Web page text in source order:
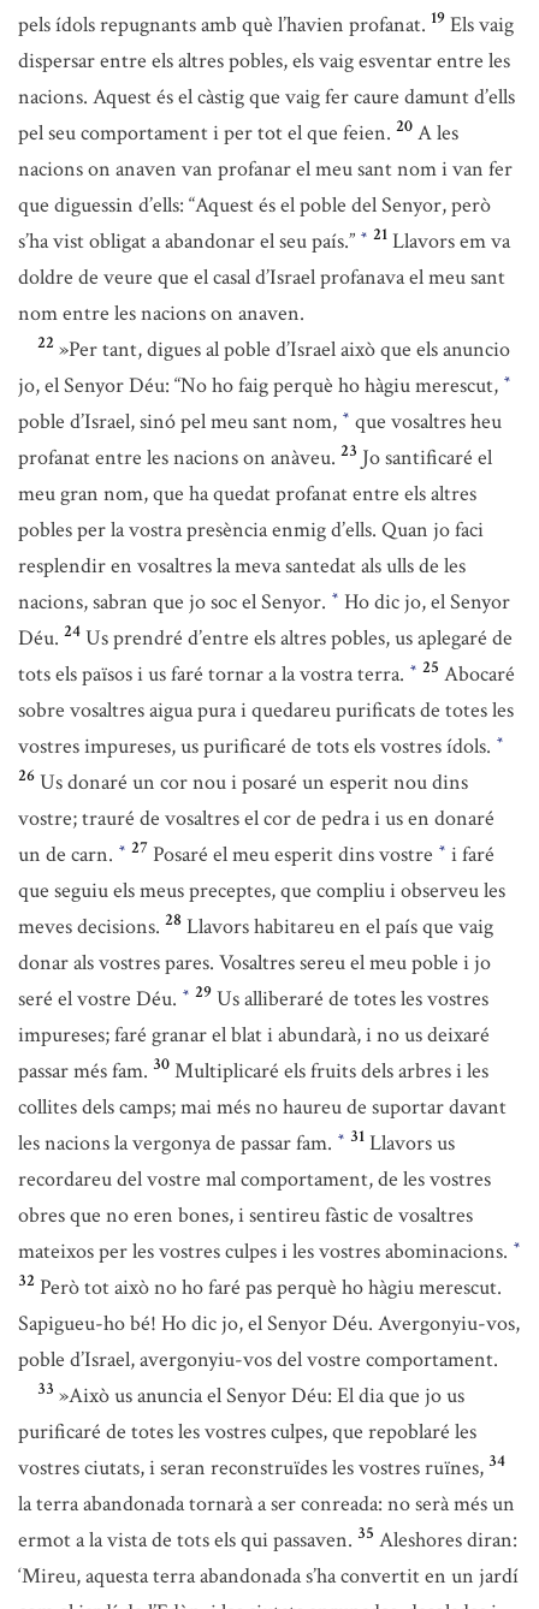
pels ídols repugnants amb què l’havien profanat. 19 Els vaig
dispersar entre els altres pobles, els vaig esventar entre les
nacions. Aquest és el càstig que vaig fer caure damunt d’ells
pel seu comportament i per tot el que feien. 20 A les
nacions on anaven van profanar el meu sant nom i van fer
que diguessin d’ells: “Aquest és el poble del Senyor, però
s’ha vist obligat a abandonar el seu país.” * 21 Llavors em va
doldre de veure que el casal d’Israel profanava el meu sant
nom entre les nacions on anaven.
22 »Per tant, digues al poble d’Israel això que els anuncio
jo, el Senyor Déu: “No ho faig perquè ho hàgiu merescut, *
poble d’Israel, sinó pel meu sant nom, * que vosaltres heu
profanat entre les nacions on anàveu. 23 Jo santificaré el
meu gran nom, que ha quedat profanat entre els altres
pobles per la vostra presència enmig d’ells. Quan jo faci
resplendir en vosaltres la meva santedat als ulls de les
nacions, sabran que jo soc el Senyor. * Ho dic jo, el Senyor
Déu. 24 Us prendré d’entre els altres pobles, us aplegaré de
tots els països i us faré tornar a la vostra terra. * 25 Abocaré
sobre vosaltres aigua pura i quedareu purificats de totes les
vostres impureses, us purificaré de tots els vostres ídols. *
26 Us donaré un cor nou i posaré un esperit nou dins
vostre; trauré de vosaltres el cor de pedra i us en donaré
un de carn. * 27 Posaré el meu esperit dins vostre * i faré
que seguiu els meus preceptes, que compliu i observeu les
meves decisions. 28 Llavors habitareu en el país que vaig
donar als vostres pares. Vosaltres sereu el meu poble i jo
seré el vostre Déu. * 29 Us alliberaré de totes les vostres
impureses; faré granar el blat i abundarà, i no us deixaré
passar més fam. 30 Multiplicaré els fruits dels arbres i les
collites dels camps; mai més no haureu de suportar davant
les nacions la vergonya de passar fam. * 31 Llavors us
recordareu del vostre mal comportament, de les vostres
obres que no eren bones, i sentireu fàstic de vosaltres
mateixos per les vostres culpes i les vostres abominacions. *
32 Però tot això no ho faré pas perquè ho hàgiu merescut.
Sapigueu-ho bé! Ho dic jo, el Senyor Déu. Avergonyiu-vos,
poble d’Israel, avergonyiu-vos del vostre comportament.
33 »Això us anuncia el Senyor Déu: El dia que jo us
purificaré de totes les vostres culpes, que repoblaré les
vostres ciutats, i seran reconstruïdes les vostres ruïnes, 34
la terra abandonada tornarà a ser conreada: no serà més un
ermot a la vista de tots els qui passaven. 35 Aleshores diran:
‘Mireu, aquesta terra abandonada s’ha convertit en un jardí